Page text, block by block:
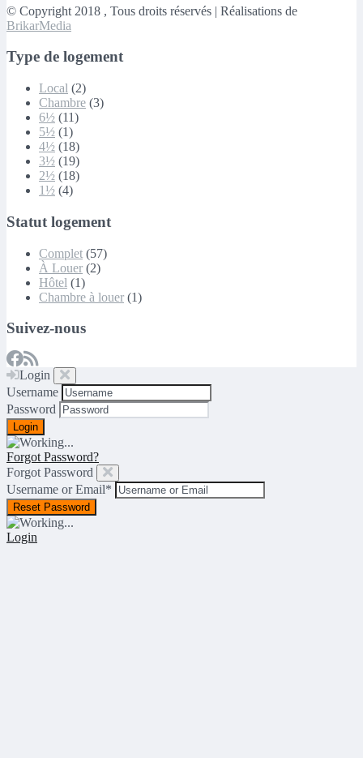
© Copyright 2018 , Tous droits réservés | Réalisations de
BrikarMedia
Type de logement
Local (2)
Chambre (3)
6½ (11)
5½ (1)
4½ (18)
3½ (19)
2½ (18)
1½ (4)
Statut logement
Complet (57)
À Louer (2)
Hôtel (1)
Chambre à louer (1)
Suivez-nous
Login
Username
Password
Forgot Password?
Forgot Password
Username or Email*
Login